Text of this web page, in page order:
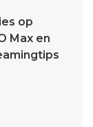
op
Max en